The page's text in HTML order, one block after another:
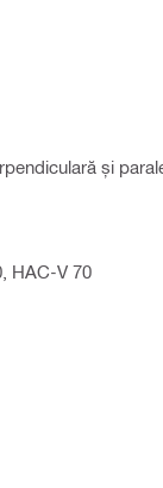
și
HAC-V 70